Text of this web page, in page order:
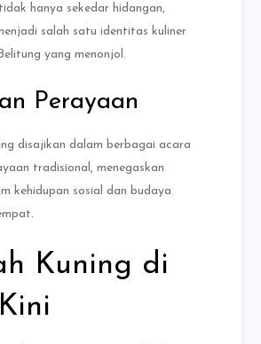
hanya sekedar hidangan,
salah satu identitas kuliner
yang menonjol.
Perayaan
disajikan dalam berbagai acara
tradisional, menegaskan
kehidupan sosial dan budaya
Kuning di